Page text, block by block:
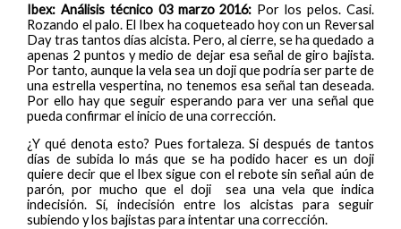
Ibex: Análisis técnico 03 marzo 2016: Por los pelos. Casi.
Rozando el palo. El Ibex ha coqueteado hoy con un Reversal
Day tras tantos días alcista. Pero, al cierre, se ha quedado a
apenas 2 puntos y medio de dejar esa señal de giro bajista.
Por tanto, aunque la vela sea un doji que podría ser parte de
una estrella vespertina, no tenemos esa señal tan deseada.
Por ello hay que seguir esperando para ver una señal que
pueda confirmar el inicio de una corrección.
¿Y qué denota esto? Pues fortaleza. Si después de tantos
días de subida lo más que se ha podido hacer es un doji
quiere decir que el Ibex sigue con el rebote sin señal aún de
parón, por mucho que el doji sea una vela que indica
indecisión. Sí, indecisión entre los alcistas para seguir
subiendo y los bajistas para intentar una corrección.